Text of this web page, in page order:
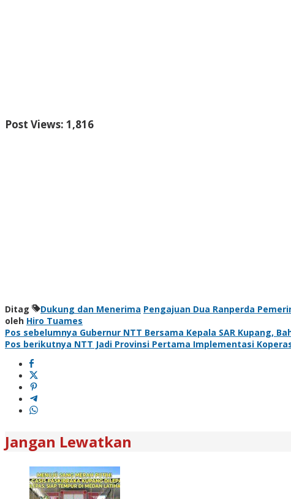
Post Views: 1,816
Ditag Dukung dan Menerima Pengajuan Dua Ranperda
oleh Hiro Tuames
Navigasi
pos
Pos sebelumnya Gubernur NTT Bersama Kepala SAR Kupang,
Pos berikutnya NTT Jadi Provinsi Pertama Implementasi
Jangan Lewatkan